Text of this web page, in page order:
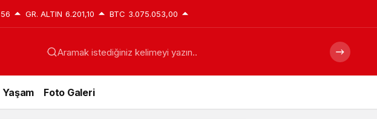
GR. ALTIN 6.201,10 BTC 3.075.053,00
Aramak istediğiniz kelimeyi yazın..
Yaşam Foto Galeri